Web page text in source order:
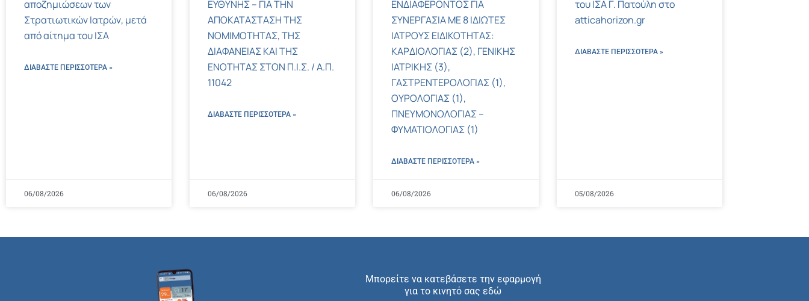
αποζημιώσεων των
Στρατιωτικών Ιατρών, μετά
από αίτημα του ΙΣΑ
ΔΙΑΒΑΣΤΕ ΠΕΡΙΣΣΌΤΕΡΑ »
06/08/2026
ΕΥΘΥΝΗΣ – ΓΙΑ ΤΗΝ
ΑΠΟΚΑΤΑΣΤΑΣΗ ΤΗΣ
ΝΟΜΙΜΟΤΗΤΑΣ, ΤΗΣ
ΔΙΑΦΑΝΕΙΑΣ ΚΑΙ ΤΗΣ
ΕΝΟΤΗΤΑΣ ΣΤΟΝ Π.Ι.Σ. / Α.Π.
11042
ΔΙΑΒΑΣΤΕ ΠΕΡΙΣΣΌΤΕΡΑ »
06/08/2026
ΕΝΔΙΑΦΕΡΟΝΤΟΣ ΓΙΑ
ΣΥΝΕΡΓΑΣΙΑ ΜΕ 8 ΙΔΙΩΤΕΣ
ΙΑΤΡΟΥΣ ΕΙΔΙΚΟΤΗΤΑΣ:
ΚΑΡΔΙΟΛΟΓΙΑΣ (2), ΓΕΝΙΚΗΣ
ΙΑΤΡΙΚΗΣ (3),
ΓΑΣΤΡΕΝΤΕΡΟΛΟΓΙΑΣ (1),
ΟΥΡΟΛΟΓΙΑΣ (1),
ΠΝΕΥΜΟΝΟΛΟΓΙΑΣ –
ΦΥΜΑΤΙΟΛΟΓΙΑΣ (1)
ΔΙΑΒΑΣΤΕ ΠΕΡΙΣΣΌΤΕΡΑ »
06/08/2026
του ΙΣΑ Γ. Πατούλη στο
atticahorizon.gr
ΔΙΑΒΑΣΤΕ ΠΕΡΙΣΣΌΤΕΡΑ »
05/08/2026
Μπορείτε να κατεβάσετε την εφαρμογή
για το κινητό σας εδώ